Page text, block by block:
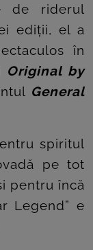
de riderul
ediții, el a
în
Original by
General
spiritul
pe tot
pentru încă
Legend” e